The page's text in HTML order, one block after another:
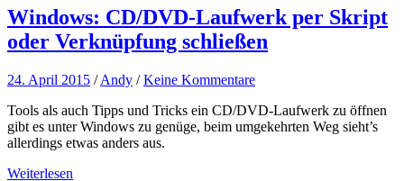
Windows: CD/DVD-Laufwerk per Skript
oder Verknüpfung schließen
24. April 2015 /Andy /Keine Kommentare
Tools als auch Tipps und Tricks ein CD/DVD-Laufwerk zu öffnen
gibt es unter Windows zu genüge, beim umgekehrten Weg sieht’s
allerdings etwas anders aus.
Weiterlesen